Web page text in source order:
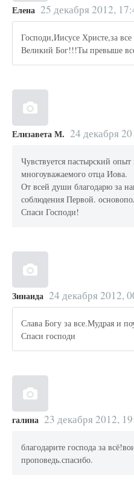
Елена 25 декабря 2012,
Господи,Иисусе Христе,за
Великий Бог!!!Ты превыше
Елизавета М. 24 декабря
Чувствуется пастырский опыт
многоуважаемого отца Иова.
От всей души благодарю за
соблюдения Первой.
Спаси Господи!
Зинаида 24 декабря 2012,
Слава Богу за все.Мудрая и
Спаси господи
галина 23 декабря 2012,
благодарите господа за
проповедь.спасибо.